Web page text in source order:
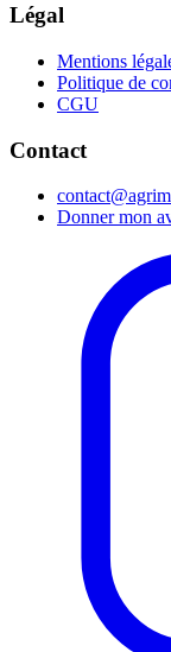
Légal
Mentions
Politique de
CGU
Contact
Donner mon